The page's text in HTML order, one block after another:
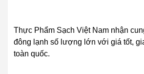
Thực Phẩm Sạch Việt Nam nhận
đông lạnh số lượng lớn với giá tốt,
toàn quốc.